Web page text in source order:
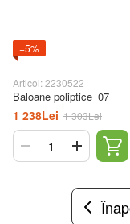
−5%
Articol: 2230522
Baloane poliptice_07
1 238Lei 1 303Lei